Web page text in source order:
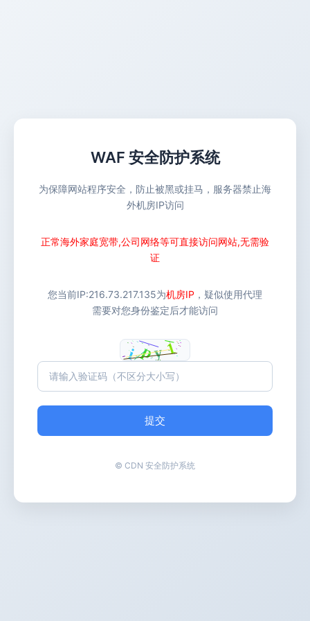
WAF 安全防护系统
为保障网站程序安全，防止被黑或挂马，服务器禁止海
外机房IP访问
正常海外家庭宽带,公司网络等可直接访问网站,无需验
证
您当前IP:216.73.217.135为机房IP ，疑似使用代理
需要对您身份鉴定后才能访问
提交
© CDN 安全防护系统